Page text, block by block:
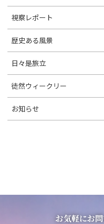
視察レポート
歴史ある風景
日々是旅立
徒然ウィークリー
お知らせ
お気軽にお